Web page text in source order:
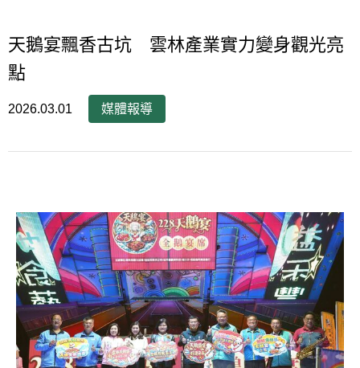
天鵝宴飄香古坑 雲林產業實力變身觀光亮
點
2026.03.01 媒體報導